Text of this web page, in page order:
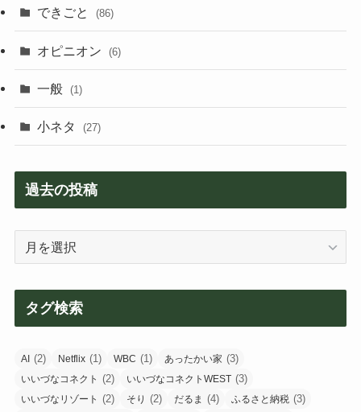
できごと (86)
オピニオン (6)
一般 (1)
小ネタ (27)
過去の投稿
タグ検索
AI (2) Netflix (1) WBC (1) あったかい家 (3)
いいづなコネクト (2) いいづなコネクトWEST (3)
いいづなリゾート (2) そり (2) だるま (4) ふるさと納税 (3)